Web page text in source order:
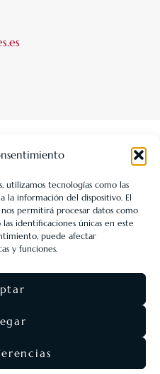
utilizamos tecnologías como las
la información del dispositivo. El
permitirá procesar datos como
identificaciones únicas en este
puede afectar
y funciones.
1980 SLL ha sido beneficiaria
es la mejora de la
al cual ha puesto en
objetivo de reforzar la
de las pymes durante el año
el apoyo del Programa Pyme
de León.